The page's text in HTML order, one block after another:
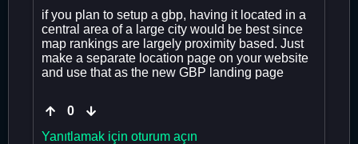
if you plan to setup a gbp, having it located in a
central area of a large city would be best since
map rankings are largely proximity based. Just
make a separate location page on your website
and use that as the new GBP landing page
0
Yanıtlamak için oturum açın